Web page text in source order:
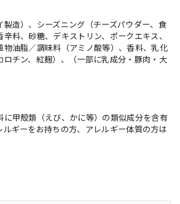
製造）、シーズニング（チーズパウダー、食
料、砂糖、デキストリン、ポークエキス、
物油脂／調味料（アミノ酸等）、香料、乳化
ロチン、紅麹）、（一部に乳成分・豚肉・大
甲殻類（えび、かに等）の類似成分を含有
ルギーをお持ちの方、アレルギー体質の方は